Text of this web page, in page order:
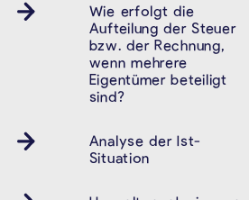
Wie erfolgt die
Aufteilung der Steuer
bzw. der Rechnung,
wenn mehrere
Eigentümer beteiligt
sind?
Analyse der Ist-
Situation